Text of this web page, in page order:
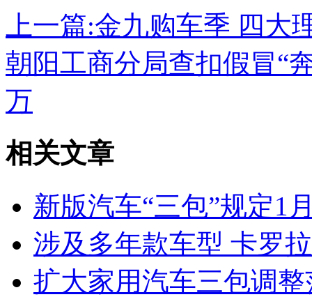
上一篇:金九购车季 四大
朝阳工商分局查扣假冒“
万
相关文章
新版汽车“三包”规定1
涉及多年款车型 卡罗
扩大家用汽车三包调